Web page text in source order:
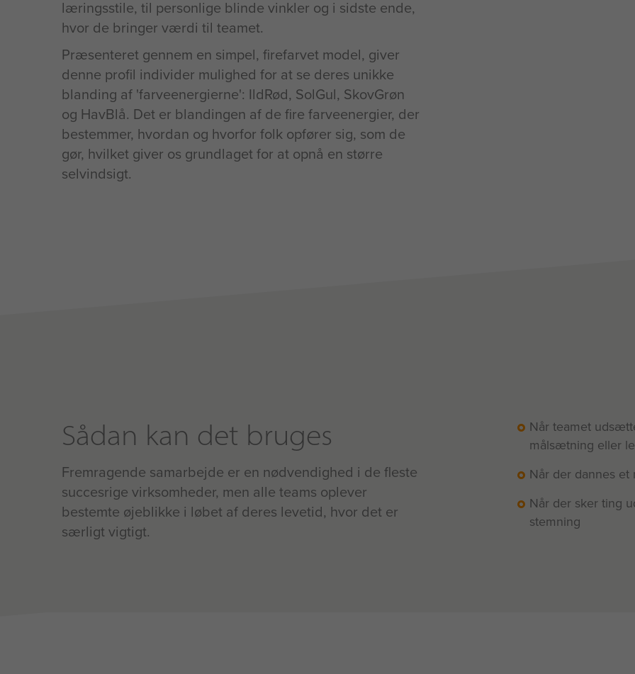
læringsstile, til personlige blinde vinkler og i sidste ende,
hvor de bringer værdi til teamet.
Præsenteret gennem en simpel, firefarvet model, giver
denne profil individer mulighed for at se deres unikke
blanding af 'farveenergierne': IldRød, SolGul, SkovGrøn
og HavBlå. Det er blandingen af de fire farveenergier, der
bestemmer, hvordan og hvorfor folk opfører sig, som de
gør, hvilket giver os grundlaget for at opnå en større
selvindsigt.
Sådan kan det bruges
Fremragende samarbejde er en nødvendighed i de fleste
succesrige virksomheder, men alle teams oplever
bestemte øjeblikke i løbet af deres levetid, hvor det er
særligt vigtigt.
Når teamet
målsætning eller
Når der dannes
Når der sker ting
stemning